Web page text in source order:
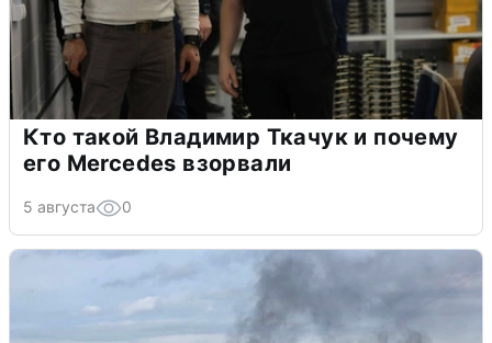
Кто такой Владимир Ткачук и почему
его Mercedes взорвали
5 августа 0